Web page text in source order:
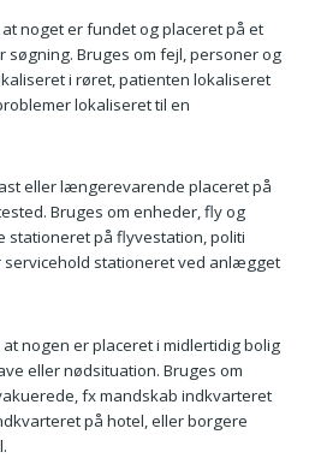
noget er fundet og placeret på et
søgning. Bruges om fejl, personer og
i røret, patienten lokaliseret
lokaliseret til en
eller længerevarende placeret på
Bruges om enheder, fly og
stationeret på flyvestation, politi
servicehold stationeret ved anlægget
at nogen er placeret i midlertidig bolig
eller nødsituation. Bruges om
fx mandskab indkvarteret
på hotel, eller borgere